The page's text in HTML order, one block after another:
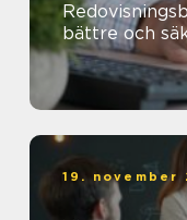
bättre och
19. november